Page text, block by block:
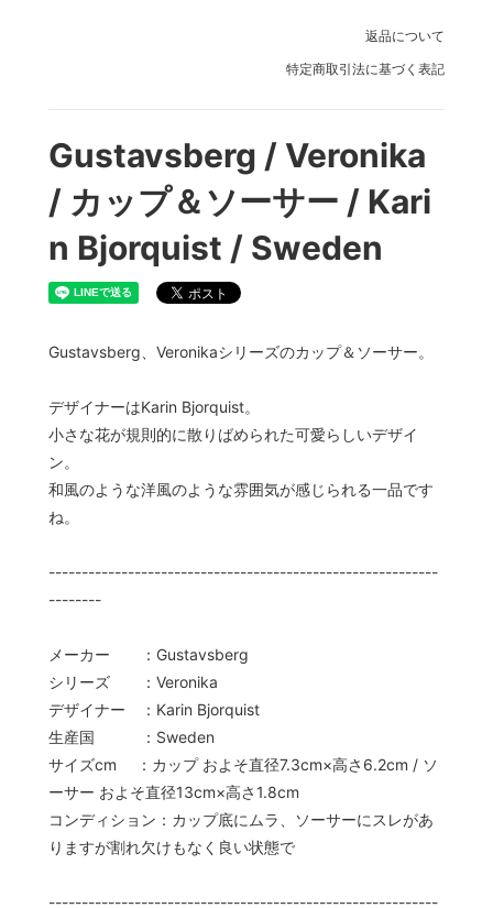
返品について
特定商取引法に基づく表記
Gustavsberg / Veronika
/ カップ＆ソーサー / Kari
n Bjorquist / Sweden
Gustavsberg、Veronikaシリーズのカップ＆ソーサー。
デザイナーはKarin Bjorquist。
小さな花が規則的に散りばめられた可愛らしいデザイ
ン。
和風のような洋風のような雰囲気が感じられる一品です
ね。
-----------------------------------------------------------
--------
メーカー ：Gustavsberg
シリーズ ：Veronika
デザイナー ：Karin Bjorquist
生産国 ：Sweden
サイズcm ：カップ およそ直径7.3cm×高さ6.2cm / ソ
ーサー およそ直径13cm×高さ1.8cm
コンディション：カップ底にムラ、ソーサーにスレがあ
りますが割れ欠けもなく良い状態で
-----------------------------------------------------------